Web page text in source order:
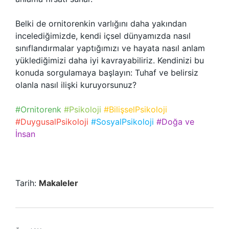
Belki de ornitorenkin varlığını daha yakından
incelediğimizde, kendi içsel dünyamızda nasıl
sınıflandırmalar yaptığımızı ve hayata nasıl anlam
yüklediğimizi daha iyi kavrayabiliriz. Kendinizi bu
konuda sorgulamaya başlayın: Tuhaf ve belirsiz
olanla nasıl ilişki kuruyorsunuz?
#Ornitorenk #Psikoloji #BilişselPsikoloji
#DuygusalPsikoloji #SosyalPsikoloji #Doğa ve
İnsan
Tarih: Makaleler